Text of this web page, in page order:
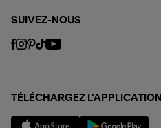
SUIVEZ-NOUS
TÉLÉCHARGEZ L'APPLICATION